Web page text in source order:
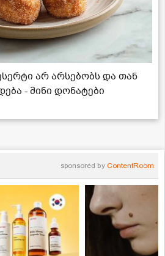
არ არსებობს და თან
- მინი დონატები
sponsored by ContentRoom